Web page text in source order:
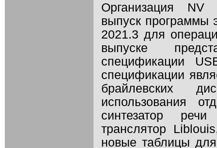
Организация NV
выпуск программы
2021.3 для
выпуске
спецификации
спецификации
брайлевских
использования
синтезатор
транслятор
новые таблицы для